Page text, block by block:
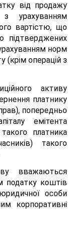
від продажу
з урахуванням
вартістю, що
підтверджених
норм
(крім операцій з
активу
платнику
попередньо
емітента
платника
такого
вважаються
податку коштів
особи
корпоративні